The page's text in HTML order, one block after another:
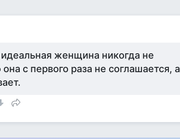
женщина никогда не
с первого раза не соглашается, а